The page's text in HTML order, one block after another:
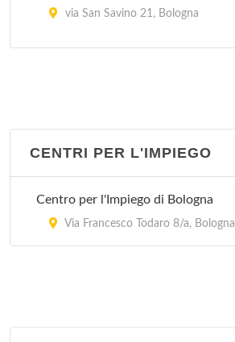
via San Savino 21, Bologna
via Cipriani 25, Bologna
CENTRI PER L'IMPIEGO
Centro per l'Impiego di Bologna
Via Francesco Todaro 8/a, Bologna